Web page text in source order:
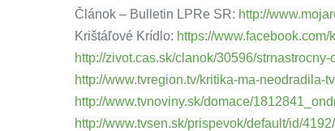
Článok – Bulletin LPRe SR: http://
Krištáľové Krídlo: https://
http://zivot.cas.sk/clanok/30596/
http://www.tvregion.tv/kritika-ma-
http://www.tvnoviny.sk/domace/
http://www.tvsen.sk/prispevok/default/id/4192/